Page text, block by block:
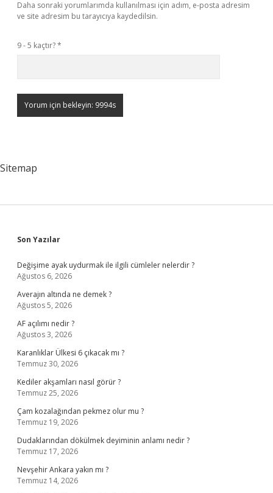
Daha sonraki yorumlarımda kullanılması için adım, e-posta adresim
ve site adresim bu tarayıcıya kaydedilsin.
9 - 5 kaçtır?*
Sitemap
Sidebar
Son Yazılar
Değişime ayak uydurmak ile ilgili cümleler nelerdir ?
Ağustos 6, 2026
Averajın altında ne demek ?
Ağustos 5, 2026
AF açılımı nedir ?
Ağustos 3, 2026
Karanlıklar Ülkesi 6 çıkacak mı ?
Temmuz 30, 2026
Kediler akşamları nasıl görür ?
Temmuz 25, 2026
Çam kozalağından pekmez olur mu ?
Temmuz 19, 2026
Dudaklarından dökülmek deyiminin anlamı nedir ?
Temmuz 17, 2026
Nevşehir Ankara yakın mı ?
Temmuz 14, 2026